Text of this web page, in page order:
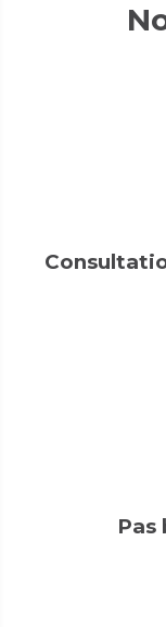
Pas